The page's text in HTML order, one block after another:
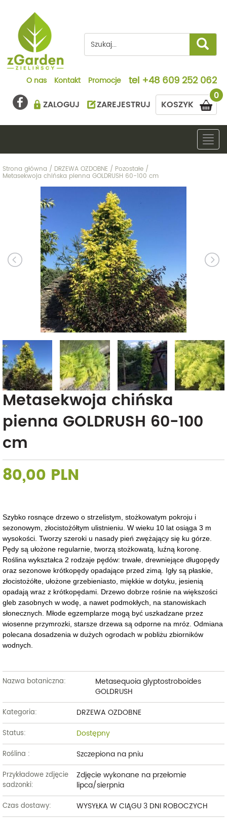
O nas Kontakt Promocje tel +48 609 252 062
0
KOSZYK
ZALOGUJ ZAREJESTRUJ
Strona główna / DRZEWA OZDOBNE / Pozostałe /
Metasekwoja chińska pienna GOLDRUSH 60-100 cm
Metasekwoja chińska
pienna GOLDRUSH 60-100
cm
80,00 PLN
Szybko rosnące drzewo o strzelistym, stożkowatym pokroju i
sezonowym, złocistożółtym ulistnieniu. W wieku 10 lat osiąga 3 m
wysokości. Tworzy szeroki u nasady pień zwężający się ku górze.
Pędy są ułożone regularnie, tworzą stożkowatą, luźną koronę.
Roślina wykształca 2 rodzaje pędów: trwałe, drewniejące długopędy
oraz sezonowe krótkopędy opadające przed zimą. Igły są płaskie,
złocistożółte, ułożone grzebieniasto, miękkie w dotyku, jesienią
opadają wraz z krótkopędami. Drzewo dobrze rośnie na większości
gleb zasobnych w wodę, a nawet podmokłych, na stanowiskach
słonecznych. Młode egzemplarze mogą być uszkadzane przez
wiosenne przymrozki, starsze drzewa są odporne na mróz. Odmiana
polecana dosadzenia w dużych ogrodach w pobliżu zbiorników
wodnych.
Nazwa botaniczna:
Metasequoia glyptostroboides
GOLDRUSH
Kategoria: DRZEWA OZDOBNE
Status: Dostępny
Roślina : Szczepiona na pniu
Przykładowe zdjęcie
sadzonki:
Zdjęcie wykonane na przełomie
lipca/sierpnia
Czas dostawy: WYSYŁKA W CIĄGU 3 DNI ROBOCZYCH